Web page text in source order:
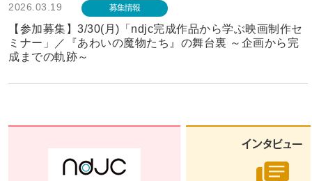
2026.03.19 募集情報
【参加募集】3/30(月)「ndjc完成作品から学ぶ映画制作セ
ミナー」／『あわいの魔物たち』の舞台裏 ～企画から完
成までの軌跡～